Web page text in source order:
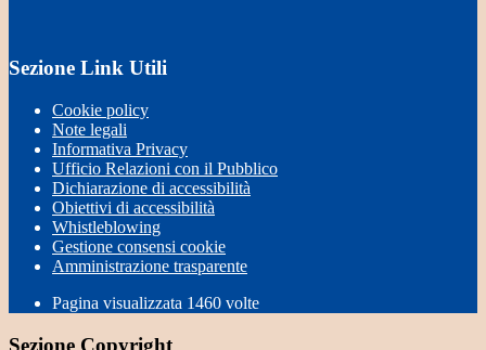
Sezione Link Utili
Cookie policy
Note legali
Informativa Privacy
Ufficio Relazioni con il Pubblico
Dichiarazione di accessibilità
Obiettivi di accessibilità
Whistleblowing
Gestione consensi cookie
Amministrazione trasparente
Pagina visualizzata 1460 volte
Sezione Copyright